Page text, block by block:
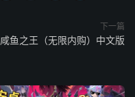
下一篇
咸鱼之王（无限内购）中文版